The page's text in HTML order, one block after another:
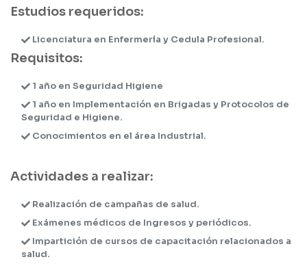
Estudios requeridos:
Licenciatura en Enfermería y Cedula Profesional.
Requisitos:
1 año en Seguridad Higiene
1 año en Implementación en Brigadas y Protocolos de
Seguridad e Higiene.
Conocimientos en el área Industrial.
Actividades a realizar:
Realización de campañas de salud.
Exámenes médicos de Ingresos y periódicos.
Impartición de cursos de capacitación relacionados a
salud.